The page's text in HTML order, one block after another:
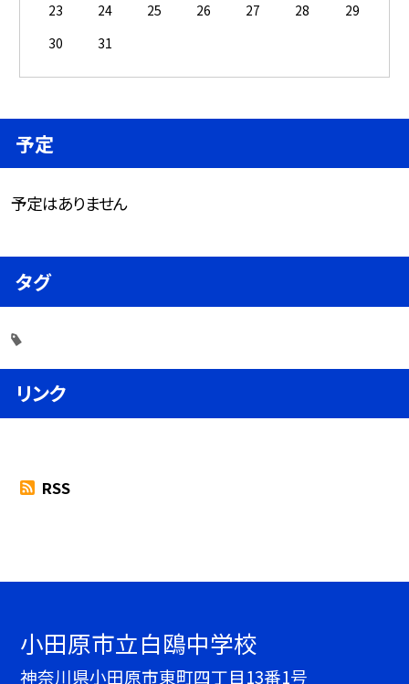
23
24 25 26 27 28
29
30
31
予定
予定はありません
タグ
リンク
RSS
小田原市立白鴎中学校
神奈川県小田原市東町四丁目13番1号